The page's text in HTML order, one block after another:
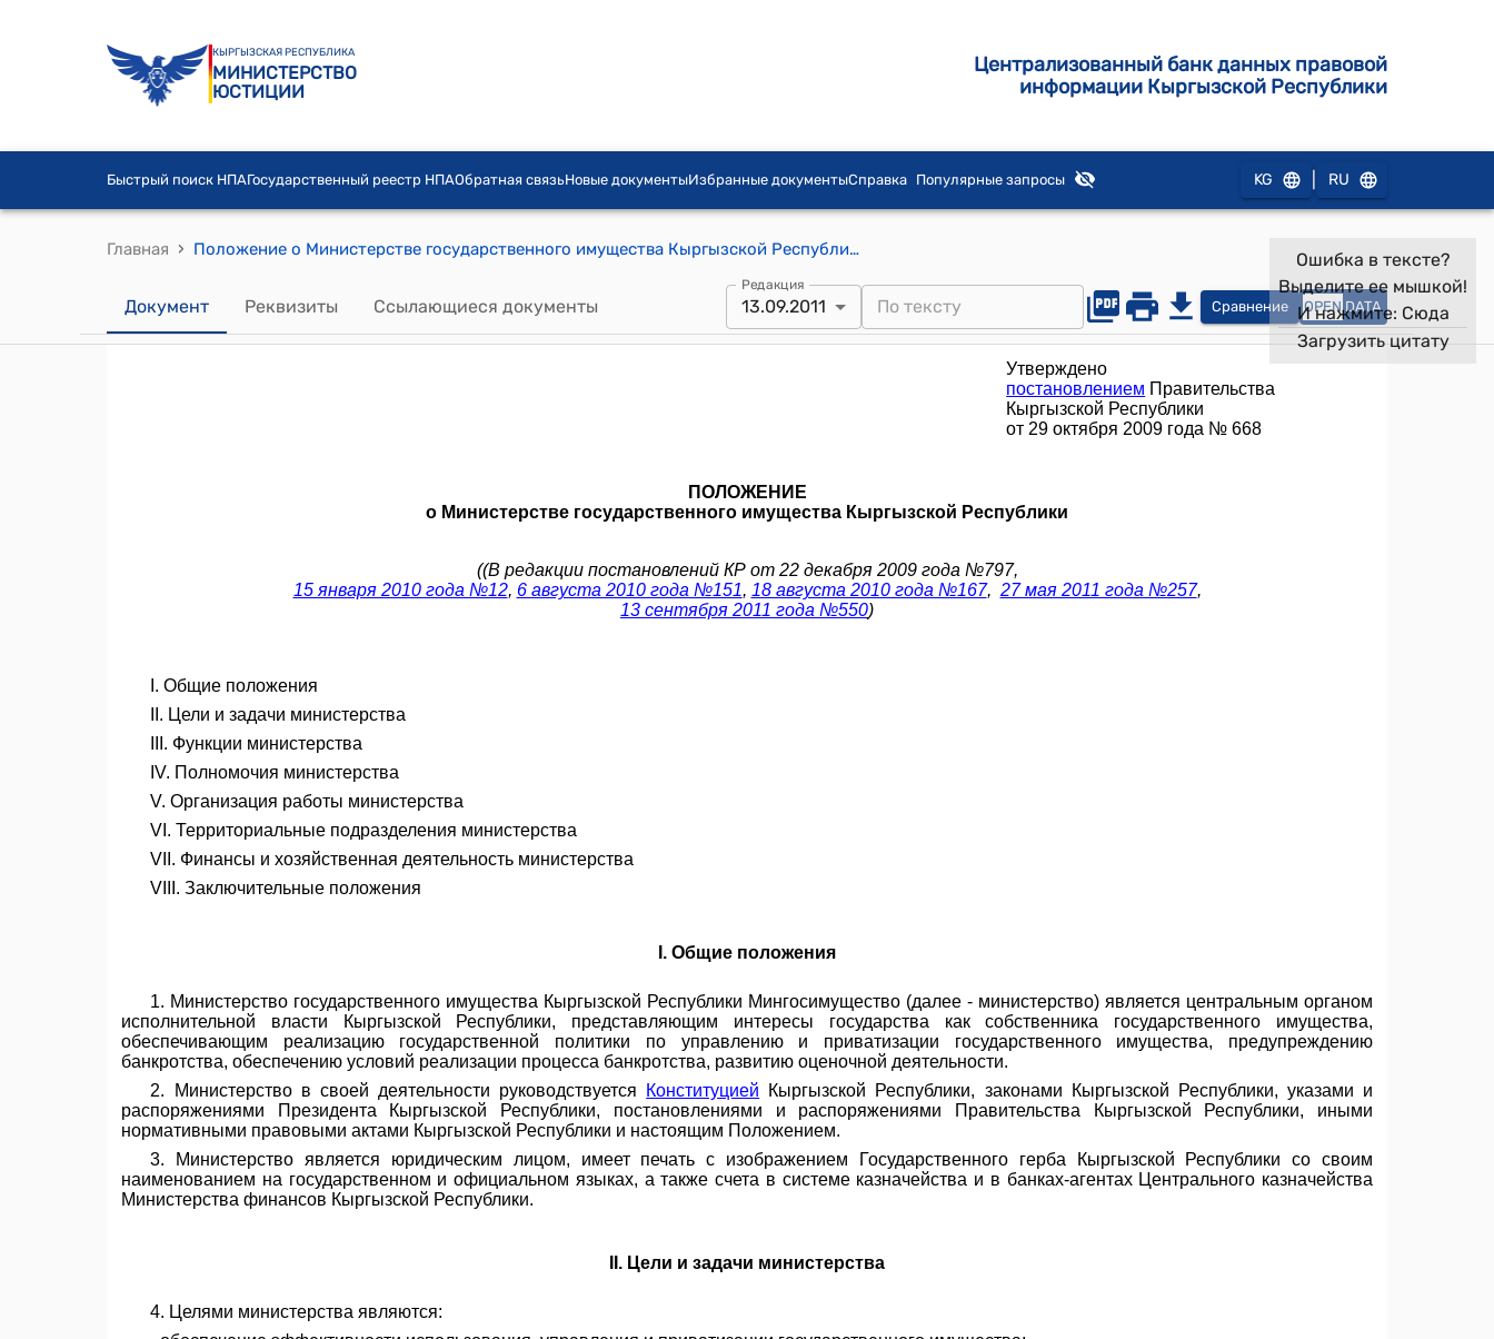
КЫРГЫЗСКАЯ РЕСПУБЛИКА
МИНИСТЕРСТВО
ЮСТИЦИИ
Централизованный банк данных правовой
информации Кыргызской Республики
Быстрый поиск НПАГосударственный реестр НПАОбратная связьНовые документыИзбранные документыСправка Популярные запросы KG RU
Главная › Положение о Министерстве государственного имущества Кыргызской Республики (утверждено постановлением Правительства КР от 29 октября 2009 года №668)
Документ Реквизиты Ссылающиеся документы
Редакция
13.09.2011 Сравнение OPEN DATA
Ошибка в тексте?
Выделите ее мышкой!
И нажмите: Сюда
Загрузить цитату